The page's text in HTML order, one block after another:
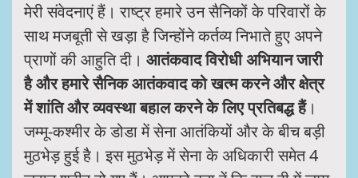
मेरी संवेदनाएं हैं। राष्ट्र हमारे उन सैनिकों के परिवारों के
साथ मजबूती से खड़ा है जिन्होंने कर्तव्य निभाते हुए अपने
प्राणों की आहुति दी। आतंकवाद विरोधी अभियान जारी
है और हमारे सैनिक आतंकवाद को खत्म करने और क्षेत्र
में शांति और व्यवस्था बहाल करने के लिए प्रतिबद्ध हैं।
जम्मू-कश्मीर के डोडा में सेना आतंकियों और के बीच बड़ी
मुठभेड़ हुई है। इस मुठभेड़ में सेना के अधिकारी समेत 4